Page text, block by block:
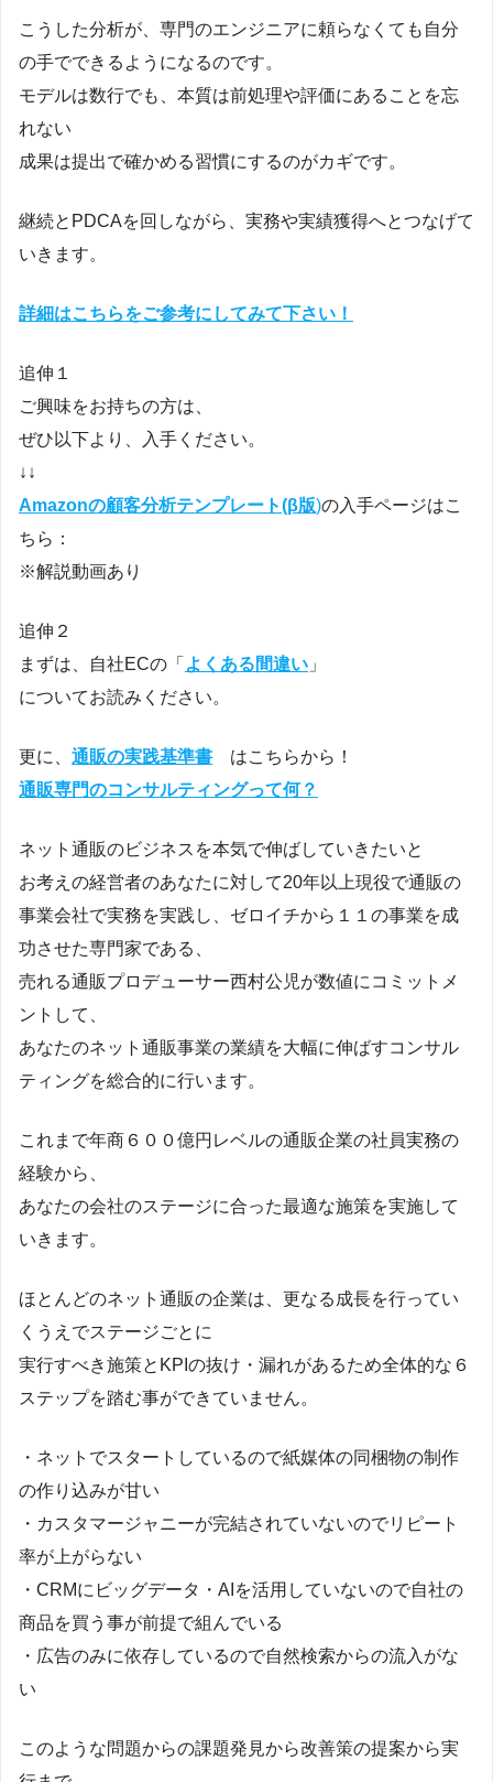
こうした分析が、専門のエンジニアに頼らなくても自分
の手でできるようになるのです。
モデルは数行でも、本質は前処理や評価にあることを忘
れない
成果は提出で確かめる習慣にするのがカギです。
継続とPDCAを回しながら、実務や実績獲得へとつなげて
いきます。
詳細はこちらをご参考にしてみて下さい！
追伸１
ご興味をお持ちの方は、
ぜひ以下より、入手ください。
↓↓
Amazonの顧客分析テンプレート(β版)の入手ページはこ
ちら：
※解説動画あり
追伸２
まずは、自社ECの「 よくある間違い 」
についてお読みください。
更に、 通販の実践基準書 はこちらから！
通販専門のコンサルティングって何？
ネット通販のビジネスを本気で伸ばしていきたいと
お考えの経営者のあなたに対して20年以上現役で通販の
事業会社で実務を実践し、ゼロイチから１１の事業を成
功させた専門家である、
売れる通販プロデューサー西村公児が数値にコミットメ
ントして、
あなたのネット通販事業の業績を大幅に伸ばすコンサル
ティングを総合的に行います。
これまで年商６００億円レベルの通販企業の社員実務の
経験から、
あなたの会社のステージに合った最適な施策を実施して
いきます。
ほとんどのネット通販の企業は、更なる成長を行ってい
くうえでステージごとに
実行すべき施策とKPIの抜け・漏れがあるため全体的な６
ステップを踏む事ができていません。
・ネットでスタートしているので紙媒体の同梱物の制作
の作り込みが甘い
・カスタマージャニーが完結されていないのでリピート
率が上がらない
・CRMにビッグデータ・AIを活用していないので自社の
商品を買う事が前提で組んでいる
・広告のみに依存しているので自然検索からの流入がな
い
このような問題からの課題発見から改善策の提案から実